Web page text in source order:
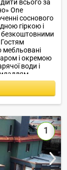
всього за
One
соснового
гіркою і
безкоштовними
мебльовані
і окремою
води і
1